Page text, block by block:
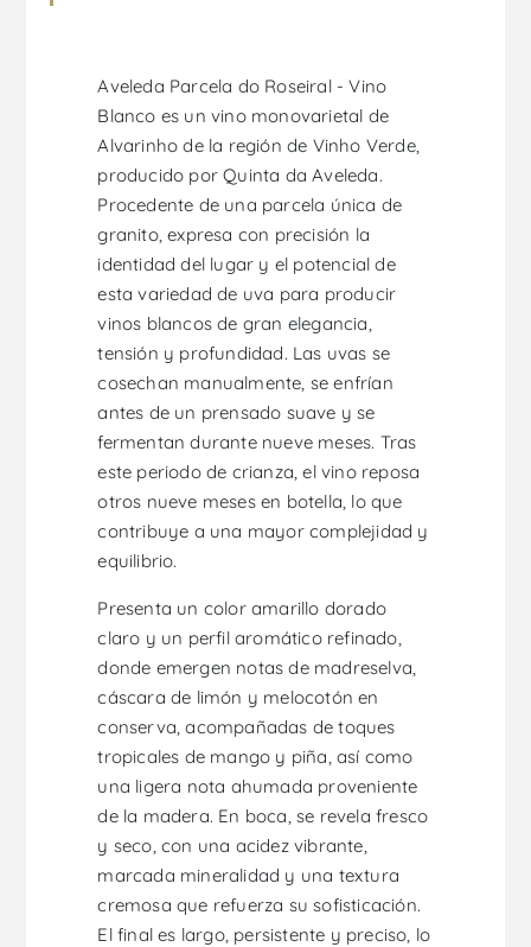
Aveleda Parcela do Roseiral - Vino
Blanco es un vino monovarietal de
Alvarinho de la región de Vinho Verde,
producido por Quinta da Aveleda.
Procedente de una parcela única de
granito, expresa con precisión la
identidad del lugar y el potencial de
esta variedad de uva para producir
vinos blancos de gran elegancia,
tensión y profundidad. Las uvas se
cosechan manualmente, se enfrían
antes de un prensado suave y se
fermentan durante nueve meses. Tras
este periodo de crianza, el vino reposa
otros nueve meses en botella, lo que
contribuye a una mayor complejidad y
equilibrio.
Presenta un color amarillo dorado
claro y un perfil aromático refinado,
donde emergen notas de madreselva,
cáscara de limón y melocotón en
conserva, acompañadas de toques
tropicales de mango y piña, así como
una ligera nota ahumada proveniente
de la madera. En boca, se revela fresco
y seco, con una acidez vibrante,
marcada mineralidad y una textura
cremosa que refuerza su sofisticación.
El final es largo, persistente y preciso, lo